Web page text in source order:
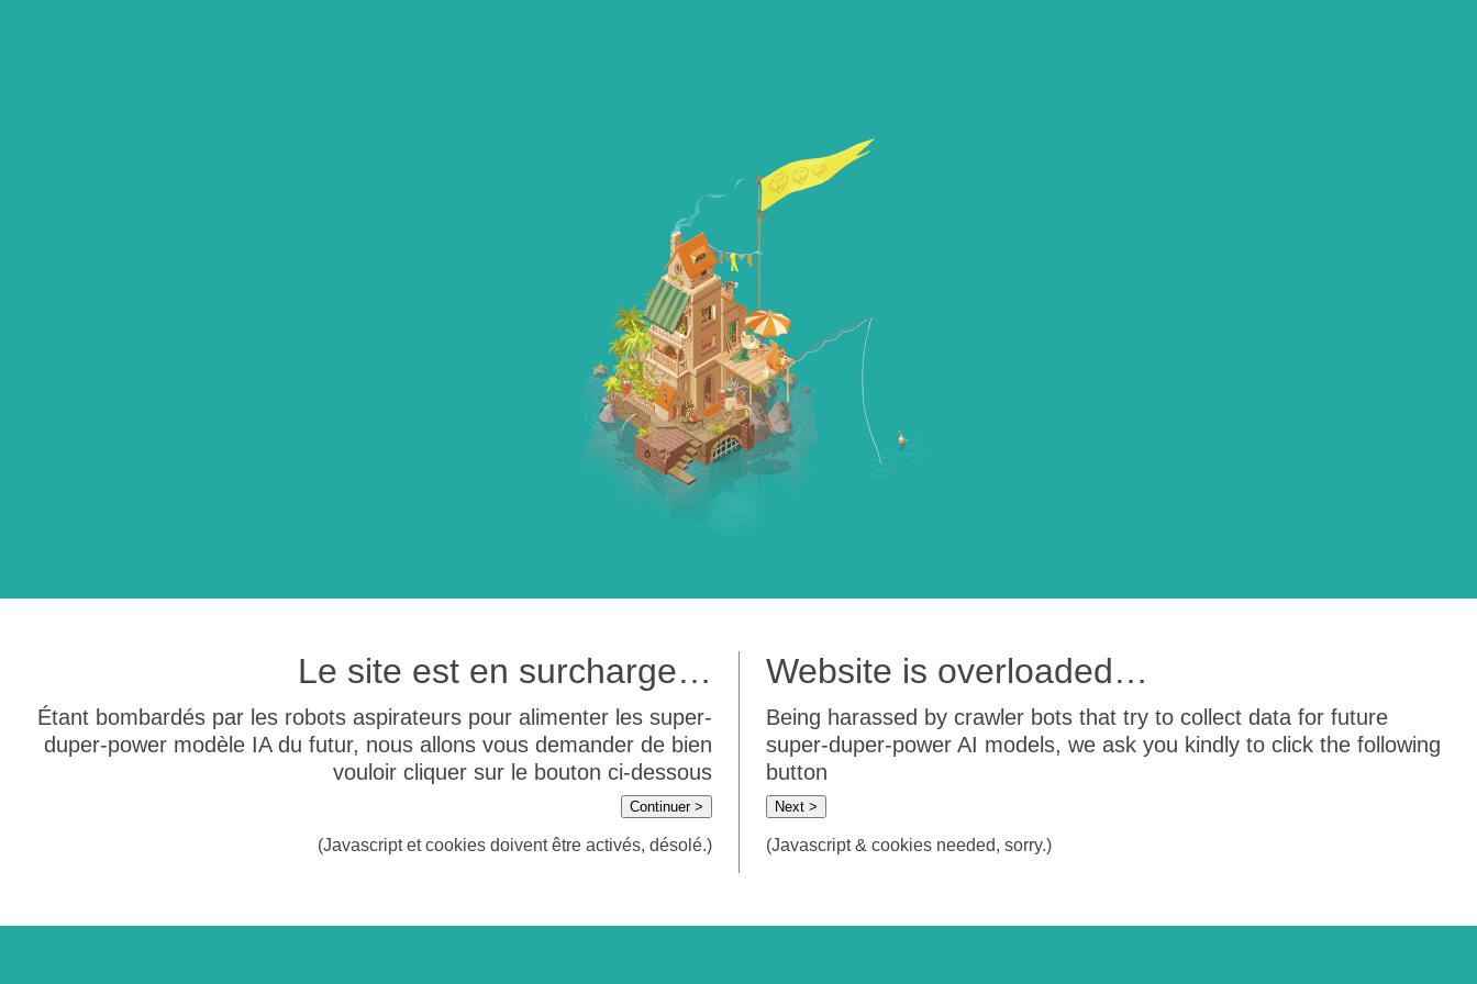
Le site est en surcharge…
Étant bombardés par les robots aspirateurs pour alimenter les super-
duper-power modèle IA du futur, nous allons vous demander de bien
vouloir cliquer sur le bouton ci-dessous
Continuer >
(Javascript et cookies doivent être activés, désolé.)
Website is overloaded…
Being harassed by crawler bots that try to collect data for future
super-duper-power AI models, we ask you kindly to click the following
button
Next >
(Javascript & cookies needed, sorry.)